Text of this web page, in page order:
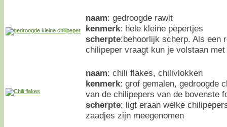
naam: gedroogde rawit
kenmerk: hele kleine pepertjes
scherpte:behoorlijk scherp. Als een
chilipeper vraagt kun je volstaan met
naam: chili flakes, chilivlokken
kenmerk: grof gemalen, gedroogde
van de chilipepers van de bovenste
scherpte: ligt eraan welke
zaadjes zijn meegenomen